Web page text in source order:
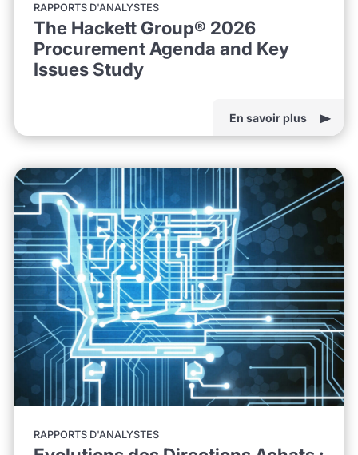
RAPPORTS D'ANALYSTES
The Hackett Group® 2026
Procurement Agenda and Key
Issues Study
En savoir plus
RAPPORTS D'ANALYSTES